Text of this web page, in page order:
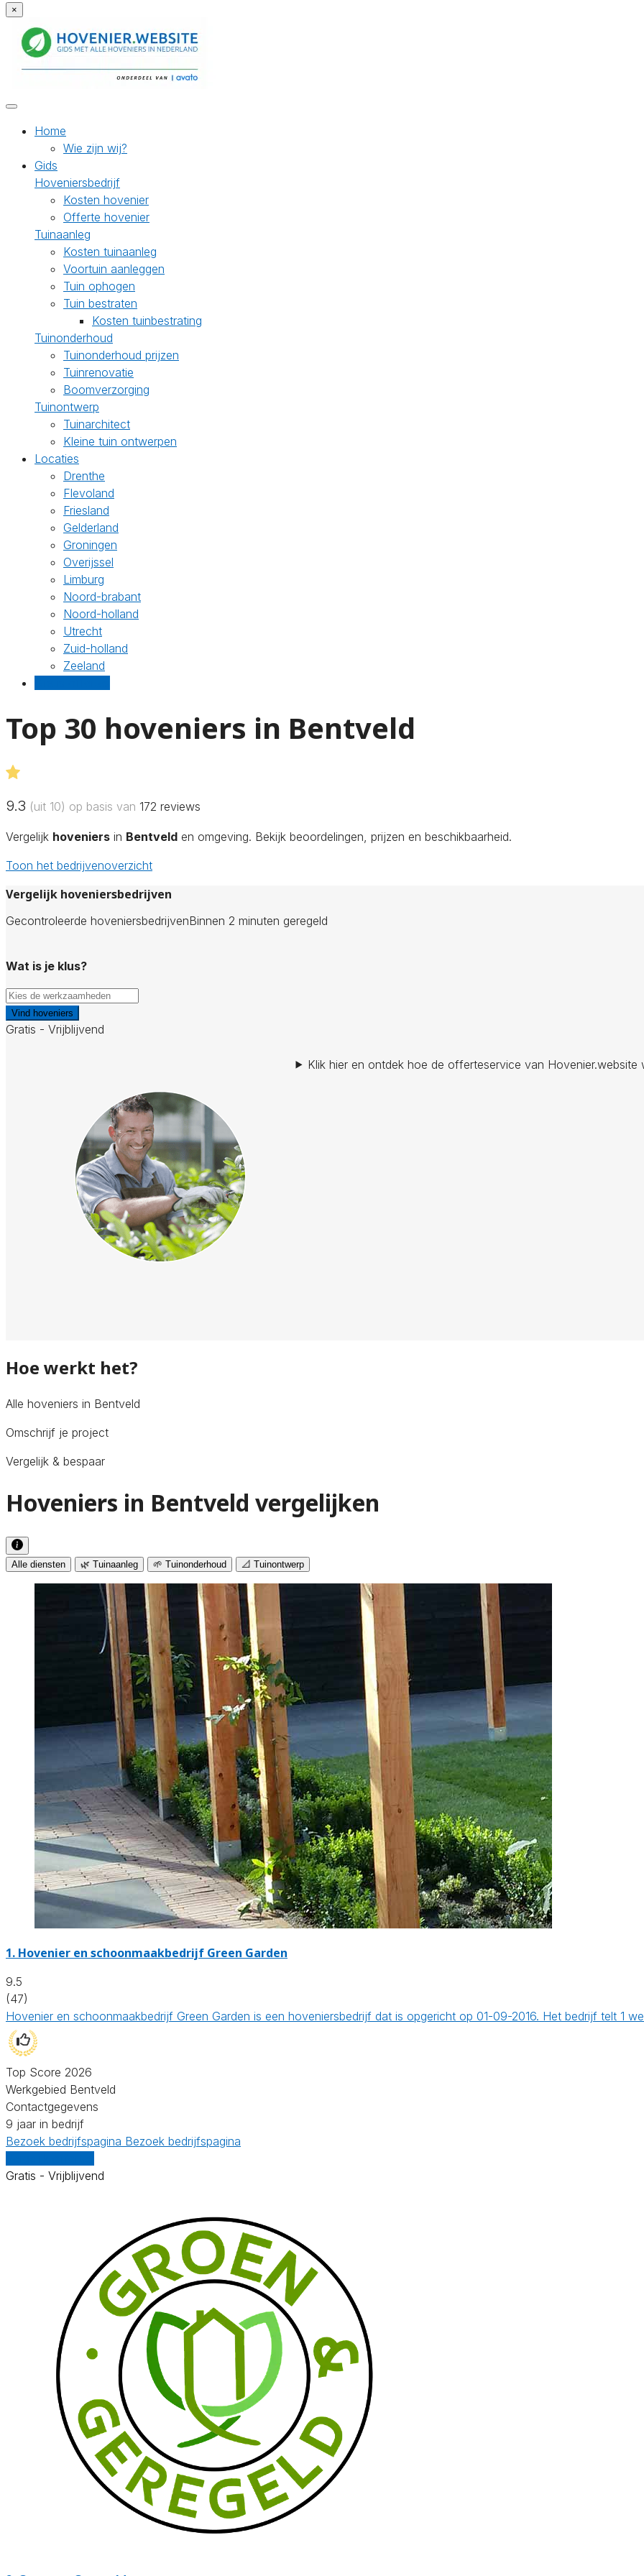
×
Home
Wie zijn wij?
Gids
Hoveniersbedrijf
Kosten hovenier
Offerte hovenier
Tuinaanleg
Kosten tuinaanleg
Voortuin aanleggen
Tuin ophogen
Tuin bestraten
Kosten tuinbestrating
Tuinonderhoud
Tuinonderhoud prijzen
Tuinrenovatie
Boomverzorging
Tuinontwerp
Tuinarchitect
Kleine tuin ontwerpen
Locaties
Drenthe
Flevoland
Friesland
Gelderland
Groningen
Overijssel
Limburg
Noord-brabant
Noord-holland
Utrecht
Zuid-holland
Zeeland
Top 30 hoveniers in Bentveld
9.3 (uit 10) op basis van 172 reviews
Vergelijk hoveniers in Bentveld en omgeving. Bekijk beoordelingen, prijzen en beschikbaarheid.
Toon het bedrijvenoverzicht
Vergelijk hoveniersbedrijven
Gecontroleerde hoveniersbedrijvenBinnen 2 minuten geregeld
Wat is je klus?
Vind hoveniers
Gratis - Vrijblijvend
Klik hier en ontdek hoe de offerteservice van Hovenier.website
Hoe werkt het?
Alle hoveniers in Bentveld
Omschrijf je project
Vergelijk & bespaar
Hoveniers in Bentveld vergelijken
Alle diensten 🌿 Tuinaanleg 🌱 Tuinonderhoud 📐 Tuinontwerp
1. Hovenier en schoonmaakbedrijf Green Garden
9.5
(47)
Hovenier en schoonmaakbedrijf Green Garden is een hoveniersbedrijf dat is opgericht op 01-09-2016. Het bedrijf telt 1
Top Score 2026
Werkgebied Bentveld
Contactgegevens
9 jaar in bedrijf
Bezoek bedrijfspagina Bezoek bedrijfspagina
Gratis - Vrijblijvend